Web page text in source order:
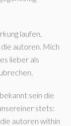
laufen,
autoren. Mich
lieber als
sein die
stets:
autoren within